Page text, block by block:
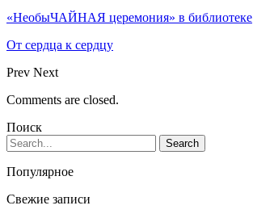
«НеобыЧАЙНАЯ церемония» в библиотеке
От сердца к сердцу
Prev Next
Comments are closed.
Поиск
Популярное
Свежие записи